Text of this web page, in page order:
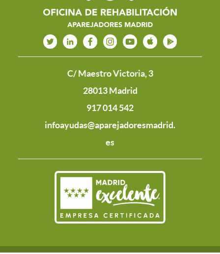
C/ Maestro Victoria, 3
28013 Madrid
917 014 542
infoayudas@aparejadoresmadrid.
es